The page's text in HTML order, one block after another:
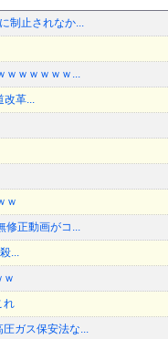
制止されなか...
ｗｗｗｗｗｗ...
改革...
ｗ
修正動画がコ...
...
ｗ
れ
圧ガス保安法な...